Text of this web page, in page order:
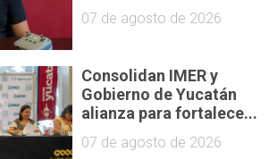
07 de agosto de 2026
Consolidan IMER y
Gobierno de Yucatán
alianza para fortalece...
07 de agosto de 2026